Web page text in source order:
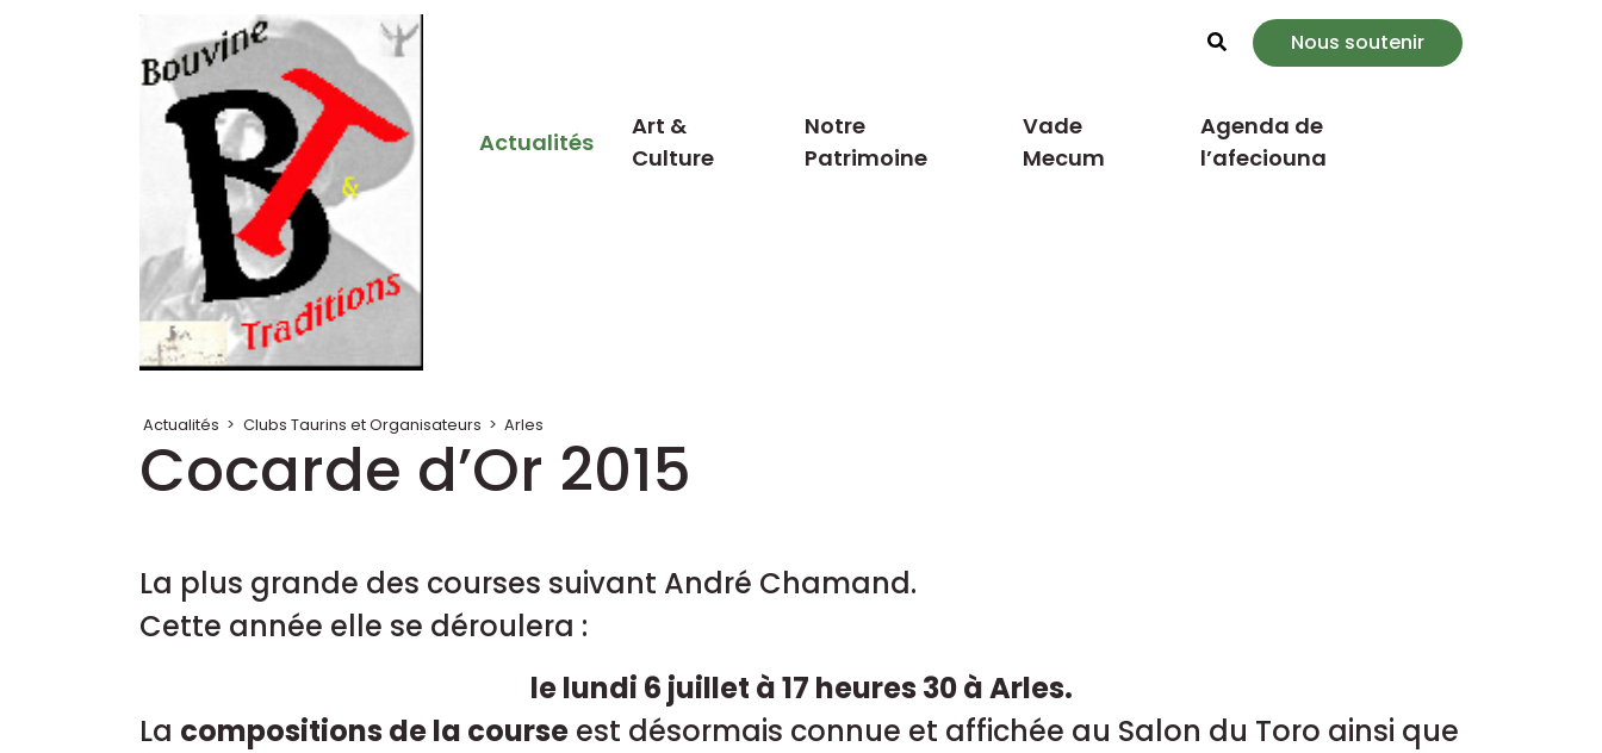
Rechercher
Nous soutenir
Actualités
Art &
Culture
Notre
Patrimoine
Vade
Mecum
Agenda de
l’afeciouna
Actualités > Clubs Taurins et Organisateurs > Arles
Cocarde d’Or 2015
La plus grande des courses suivant André Chamand.
Cette année elle se déroulera :
le lundi 6 juillet à 17 heures 30 à Arles.
La compositions de la course est désormais connue et affichée au Salon du Toro ainsi que